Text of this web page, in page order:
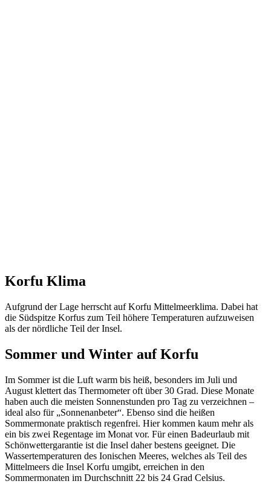
Korfu Klima
Aufgrund der Lage herrscht auf Korfu Mittelmeerklima. Dabei hat
die Südspitze Korfus zum Teil höhere Temperaturen aufzuweisen
als der nördliche Teil der Insel.
Sommer und Winter auf Korfu
Im Sommer ist die Luft warm bis heiß, besonders im Juli und
August klettert das Thermometer oft über 30 Grad. Diese Monate
haben auch die meisten Sonnenstunden pro Tag zu verzeichnen –
ideal also für „Sonnenanbeter“. Ebenso sind die heißen
Sommermonate praktisch regenfrei. Hier kommen kaum mehr als
ein bis zwei Regentage im Monat vor. Für einen Badeurlaub mit
Schönwettergarantie ist die Insel daher bestens geeignet. Die
Wassertemperaturen des Ionischen Meeres, welches als Teil des
Mittelmeers die Insel Korfu umgibt, erreichen in den
Sommermonaten im Durchschnitt 22 bis 24 Grad Celsius.